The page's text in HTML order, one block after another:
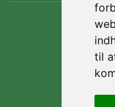
til